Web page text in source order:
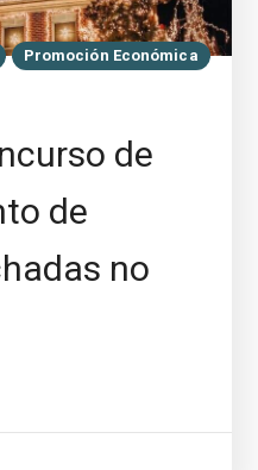
Promoción Económica
de
de
no